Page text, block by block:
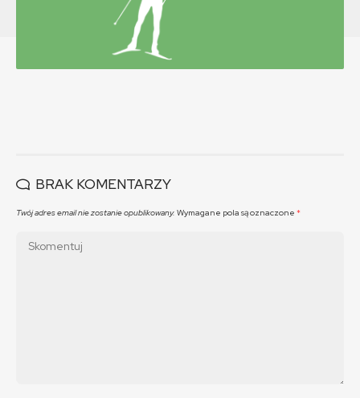
BRAK KOMENTARZY
Twój adres email nie zostanie opublikowany. Wymagane pola są oznaczone *